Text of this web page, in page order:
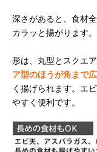
深さがあると、食材
カラッと揚がります
形は、丸型とスクエ
ア型のほうが角まで
く揚げられます。エ
やすく便利です。